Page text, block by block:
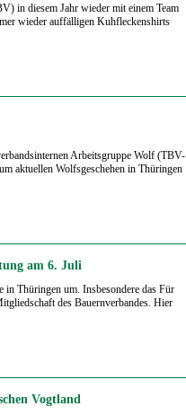
in diesem Jahr wieder mit einem Team
wieder auffälligen Kuhfleckenshirts
Arbeitsgruppe Wolf (TBV-
aktuellen Wolfsgeschehen in Thüringen
am 6. Juli
Thüringen um. Insbesondere das Für
des Bauernverbandes. Hier
Vogtland